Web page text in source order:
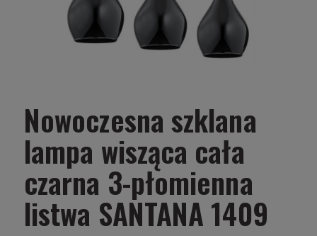
Nowoczesna szklana
lampa wisząca cała
czarna 3-płomienna
listwa SANTANA 1409